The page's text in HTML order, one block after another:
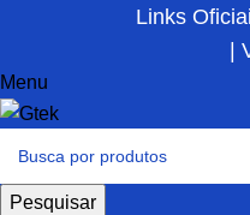
Links
|
Menu
Pesquisar